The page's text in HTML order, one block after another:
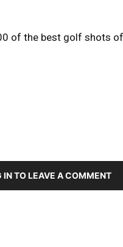
of the best golf shots
IN TO LEAVE A COMMENT